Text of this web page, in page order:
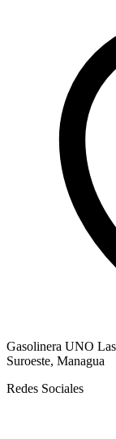
Gasolinera UNO
Suroeste, Managua
Redes Sociales